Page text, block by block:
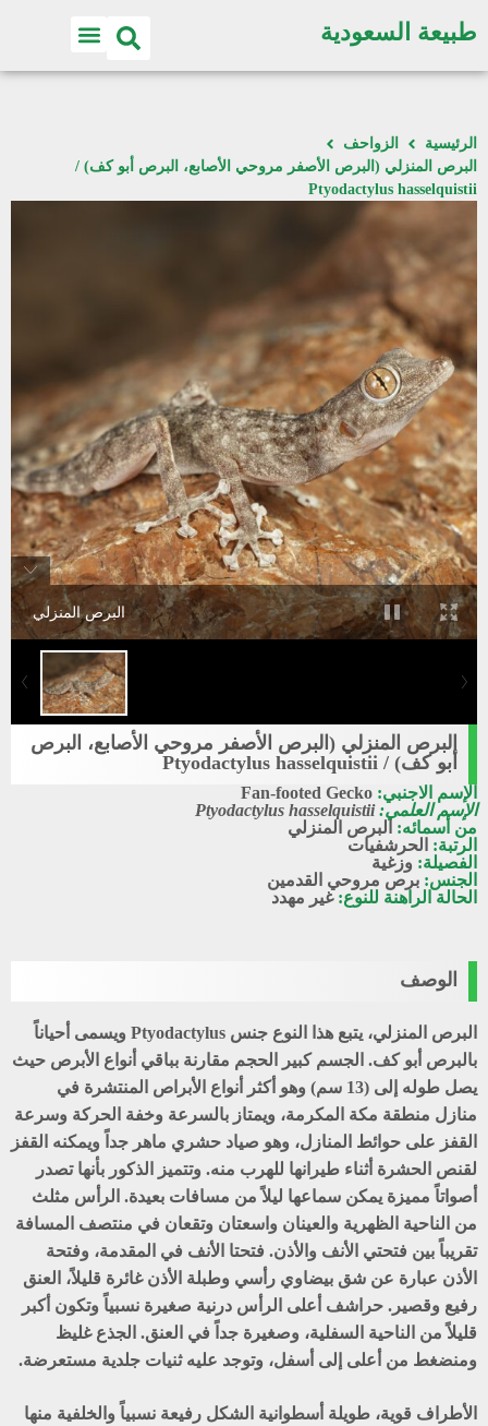
طبيعة السعودية
الرئيسية
الزواحف
البرص المنزلي (البرص الأصفر مروحي الأصابع، البرص أبو كف) /
Ptyodactylus hasselquistii
البرص المنزلي
البرص المنزلي (البرص الأصفر مروحي الأصابع، البرص
أبو كف) / Ptyodactylus hasselquistii
الإسم الاجنبي: Fan-footed Gecko
الإسم العلمي:Ptyodactylus hasselquistii
من أسمائه: البرص المنزلي
الرتبة: الحرشفيات
الفصيلة: وزغية
الجنس: برص مروحي القدمين
الحالة الراهنة للنوع:غير مهدد
الوصف
البرص المنزلي، يتبع هذا النوع جنس Ptyodactylus ويسمى أحياناً
بالبرص أبو كف. الجسم كبير الحجم مقارنة بباقي أنواع الأبرص حيث
يصل طوله إلى (13 سم) وهو أكثر أنواع الأبراص المنتشرة في
منازل منطقة مكة المكرمة، ويمتاز بالسرعة وخفة الحركة وسرعة
القفز على حوائط المنازل، وهو صياد حشري ماهر جداً ويمكنه القفز
لقنص الحشرة أثناء طيرانها للهرب منه. وتتميز الذكور بأنها تصدر
أصواتاً مميزة يمكن سماعها ليلاً من مسافات بعيدة. الرأس مثلث
من الناحية الظهرية والعينان واسعتان وتقعان في منتصف المسافة
تقريباً بين فتحتي الأنف والأذن. فتحتا الأنف في المقدمة، وفتحة
الأذن عبارة عن شق بيضاوي رأسي وطبلة الأذن غائرة قليلاً، العنق
رفيع وقصير. حراشف أعلى الرأس درنية صغيرة نسبياً وتكون أكبر
قليلاً من الناحية السفلية، وصغيرة جداً في العنق. الجذع غليظ
ومنضغط من أعلى إلى أسفل، وتوجد عليه ثنيات جلدية مستعرضة.
الأطراف قوية، طويلة أسطوانية الشكل رفيعة نسبياً والخلفية منها